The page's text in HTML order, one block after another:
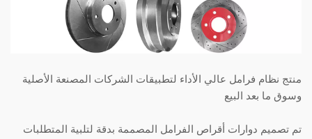
منتج نظام فرامل عالي الأداء لتطبيقات الشركات المصنعة الأصلية
وسوق ما بعد البيع
تم تصميم دوارات أقراص الفرامل المصممة بدقة لتلبية المتطلبات